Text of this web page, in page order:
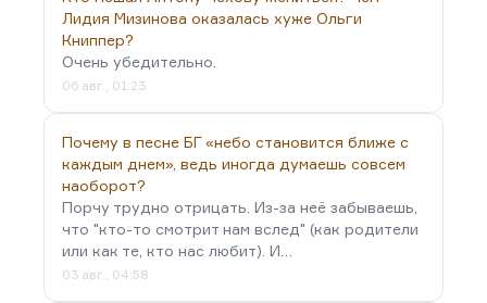
которым Васильев дружил и с которым он
одновременно погиб, и у них очень много
интонационных сходств. Но Васильев, конечно,
изначально, гораздо масштабнее. Он эпический
поэт, мастер того, что называется в русской
литературе «большим полотном»,— мастер
повествовательной поэмы, в которой он плавает
внутри жанра даже с большей свободой и с
большей изобретательностью, чем Цветаева. Я
не думаю, что поэтический нарратив умер, что
писать поэму сегодня…
Лидия Мизинова оказалась хуже Ольги
Книппер?
Очень убедительно.
06 авг., 01:23
Почему в песне БГ «небо становится ближе с
каждым днем», ведь иногда думаешь совсем
наоборот?
Порчу трудно отрицать. Из-за неё забываешь,
что "кто-то смотрит нам вслед" (как родители
или как те, кто нас любит). И…
03 авг., 04:58